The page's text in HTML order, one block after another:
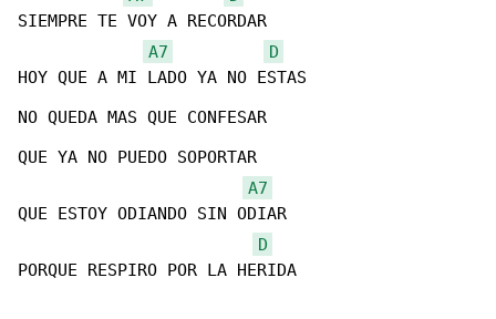
SIEMPRE TE VOY A RECORDAR
A7
D
HOY QUE A MI LADO YA NO ESTAS
NO QUEDA MAS QUE CONFESAR
QUE YA NO PUEDO SOPORTAR
A7
QUE ESTOY ODIANDO SIN ODIAR
D
PORQUE RESPIRO POR LA HERIDA